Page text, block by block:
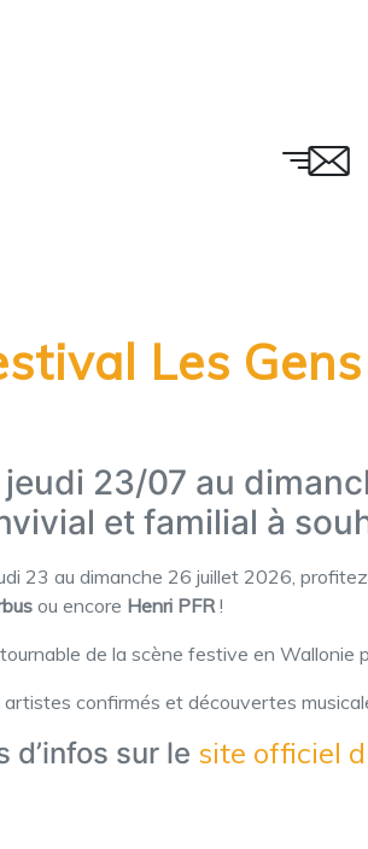
Email
Les
jeudi 23/07 au
et familial à
23 au dimanche 26 juillet 2026,
ou encore Henri PFR!
de la scène festive en Wallonie
artistes confirmés et découvertes
d’infos sur le site officiel